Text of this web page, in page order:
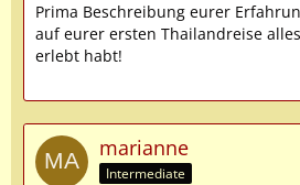
Prima Beschreibung eurer
auf eurer ersten Thailandreise
erlebt habt!
marianne
Intermediate